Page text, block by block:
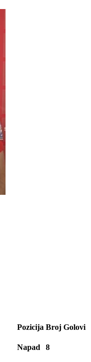
Pozicija Broj Golovi
Napad 8